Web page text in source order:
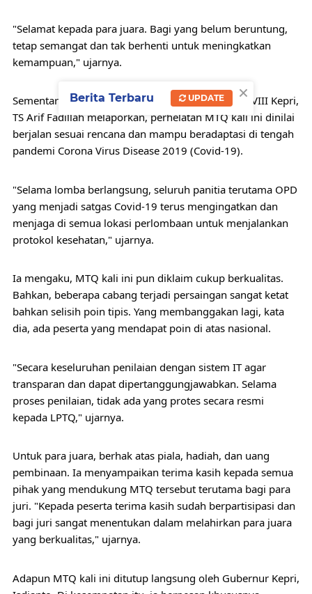
"Selamat kepada para juara. Bagi yang belum beruntung,
tetap semangat dan tak berhenti untuk meningkatkan
kemampuan," ujarnya.
Sementara itu, Ketua Panitia Penyelenggara MTQ VIII Kepri,
TS Arif Fadillah melaporkan, perhelatan MTQ kali ini dinilai
berjalan sesuai rencana dan mampu beradaptasi di tengah
pandemi Corona Virus Disease 2019 (Covid-19).
"Selama lomba berlangsung, seluruh panitia terutama OPD
yang menjadi satgas Covid-19 terus mengingatkan dan
menjaga di semua lokasi perlombaan untuk menjalankan
protokol kesehatan," ujarnya.
Ia mengaku, MTQ kali ini pun diklaim cukup berkualitas.
Bahkan, beberapa cabang terjadi persaingan sangat ketat
bahkan selisih poin tipis. Yang membanggakan lagi, kata
dia, ada peserta yang mendapat poin di atas nasional.
"Secara keseluruhan penilaian dengan sistem IT agar
transparan dan dapat dipertanggungjawabkan. Selama
proses penilaian, tidak ada yang protes secara resmi
kepada LPTQ," ujarnya.
Untuk para juara, berhak atas piala, hadiah, dan uang
pembinaan. Ia menyampaikan terima kasih kepada semua
pihak yang mendukung MTQ tersebut terutama bagi para
juri. "Kepada peserta terima kasih sudah berpartisipasi dan
bagi juri sangat menentukan dalam melahirkan para juara
yang berkualitas," ujarnya.
Adapun MTQ kali ini ditutup langsung oleh Gubernur Kepri,
×
Berita Terbaru UPDATE